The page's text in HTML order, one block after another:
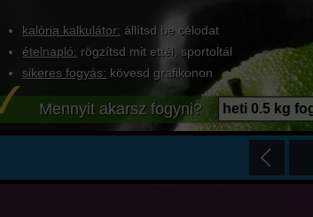
kalória kalkulátor: állítsd be célodat
ételnapló: rögzítsd mit ettél, sportoltál
sikeres fogyás: kövesd grafikonon
Mennyit akarsz fogyni? heti 0.5 kg